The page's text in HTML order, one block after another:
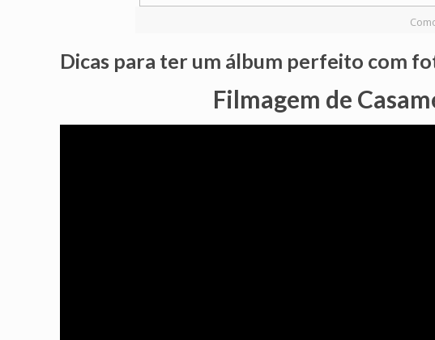
Dicas para ter um álbum perfeito com
Filmagem de